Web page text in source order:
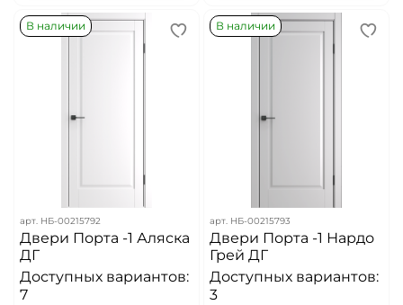
В наличии
арт. НБ-00215792
Двери Порта -1 Аляска
ДГ
Доступных вариантов:
7
В наличии
арт. НБ-00215793
Двери Порта -1 Нардо
Грей ДГ
Доступных вариантов:
3